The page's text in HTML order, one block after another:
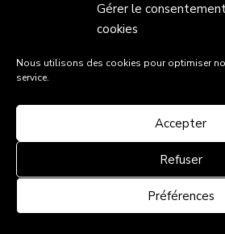
Gérer le
cookies
Nous utilisons des cookies pour optimiser
service.
Accepter
Refuser
Préférences